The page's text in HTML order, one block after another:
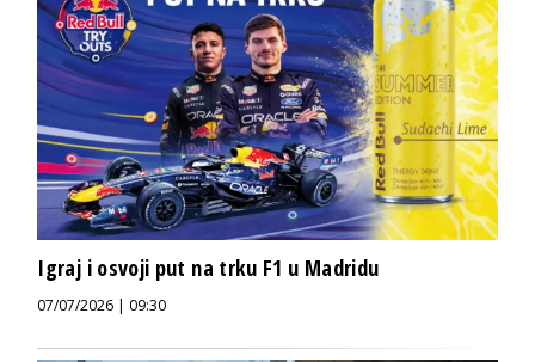
Igraj i osvoji put na trku F1 u Madridu
07/07/2026 | 09:30